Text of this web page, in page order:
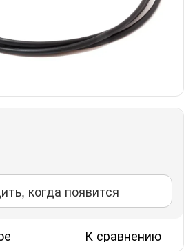
когда появится
К сравнению